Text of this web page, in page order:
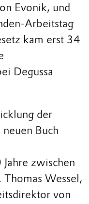
Evonik, und
Arbeitstag
kam erst 34
Degussa
der
Buch
zwischen
Wessel,
von